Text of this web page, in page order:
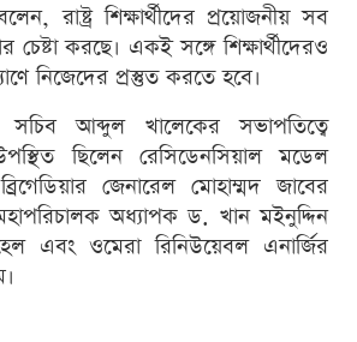
রাষ্ট্র শিক্ষার্থীদের প্রয়োজনীয় সব
করছে। একই সঙ্গে শিক্ষার্থীদেরও
নিজেদের প্রস্তুত করতে হবে।
সচিব আব্দুল খালেকের সভাপতিত্বে
ছিলেন রেসিডেনসিয়াল মডেল
জেনারেল মোহাম্মদ জাবের
অধ্যাপক ড. খান মইনুদ্দিন
এবং ওমেরা রিনিউয়েবল এনার্জির